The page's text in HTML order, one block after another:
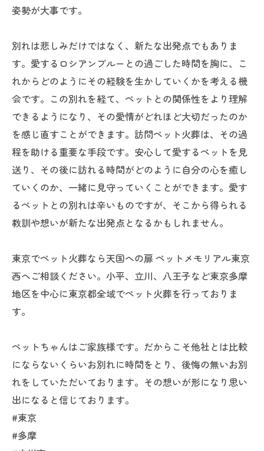
姿勢が大事です。
別れは悲しみだけではなく、新たな出発点でもありま
す。愛するロシアンブルーとの過ごした時間を胸に、こ
れからどのようにその経験を生かしていくかを考える機
会です。この別れを経て、ペットとの関係性をより理解
できるようになり、その愛情がどれほど大切だったのか
を感じ直すことができます。訪問ペット火葬は、その過
程を助ける重要な手段です。安心して愛するペットを見
送り、その後に訪れる時間がどのように自分の心を癒し
ていくのか、一緒に見守っていくことができます。愛す
るペットとの別れは辛いものですが、そこから得られる
教訓や想いが新たな出発点となるかもしれません。
東京でペット火葬なら天国への扉 ペットメモリアル東京
西へご相談ください。小平、立川、八王子など東京多摩
地区を中心に東京都全域でペット火葬を行っておりま
す。
ペットちゃんはご家族様です。だからこそ他社とは比較
にならないくらいお別れに時間をとり、後悔の無いお別
れをしていただいております。その想いが形になり思い
出になると信じております。
#東京
#多摩